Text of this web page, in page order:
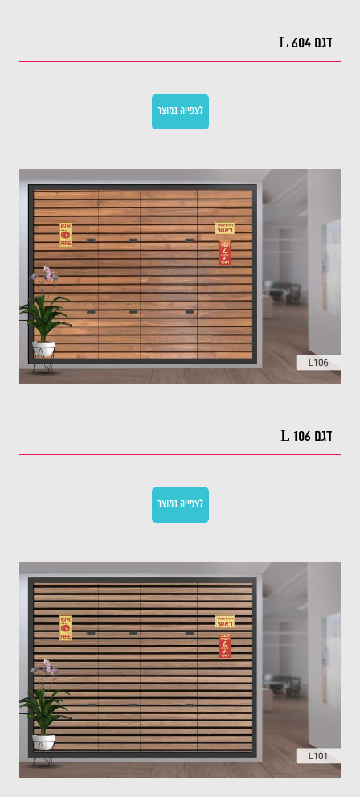
דגם L 604
לצפייה במוצר
דגם L 106
לצפייה במוצר